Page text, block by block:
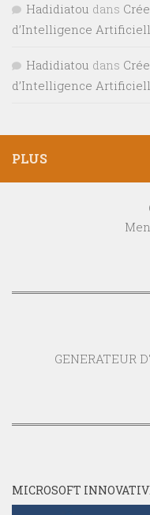
Hadidiatou dans
d’Intelligence
Hadidiatou dans
d’Intelligence
PLUS
GENERATEUR
MICROSOFT